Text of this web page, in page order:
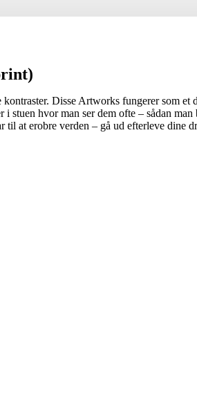
Disse Artworks fungerer som
stuen hvor man ser dem ofte – sådan
at erobre verden – gå ud efterleve